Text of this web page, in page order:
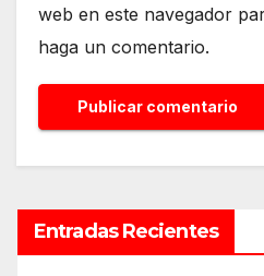
web en este navegador
haga un comentario.
Entradas Recientes